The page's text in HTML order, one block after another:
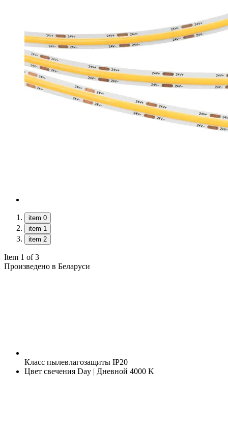
item 0
item 1
item 2
Item 1 of 3
Произведено в Беларуси
Класс пылевлагозащиты IP20
Цвет свечения Day | Дневной 4000 K